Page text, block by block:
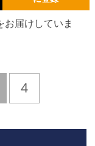
お届けしていま
4